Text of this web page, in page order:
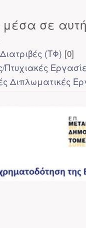
σε
(ΤΦ) [0]
Πτυχιακές
Διπλωματικές